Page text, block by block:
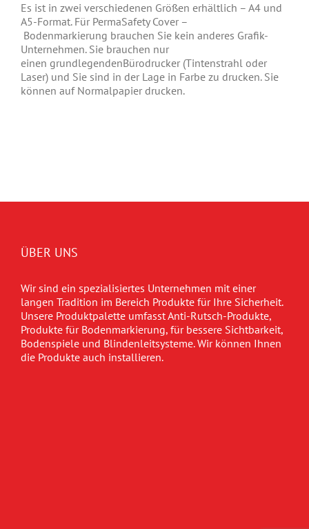
Es ist in zwei verschiedenen Größen erhältlich – A4 und
A5-Format. Für PermaSafety Cover –
Bodenmarkierung brauchen Sie kein anderes Grafik-
Unternehmen. Sie brauchen nur
einen grundlegendenBürodrucker (Tintenstrahl oder
Laser) und Sie sind in der Lage in Farbe zu drucken. Sie
können auf Normalpapier drucken.
ÜBER UNS
Wir sind ein spezialisiertes Unternehmen mit einer
langen Tradition im Bereich Produkte für Ihre Sicherheit.
Unsere Produktpalette umfasst Anti-Rutsch-Produkte,
Produkte für Bodenmarkierung, für bessere Sichtbarkeit,
Bodenspiele und Blindenleitsysteme. Wir können Ihnen
die Produkte auch installieren.